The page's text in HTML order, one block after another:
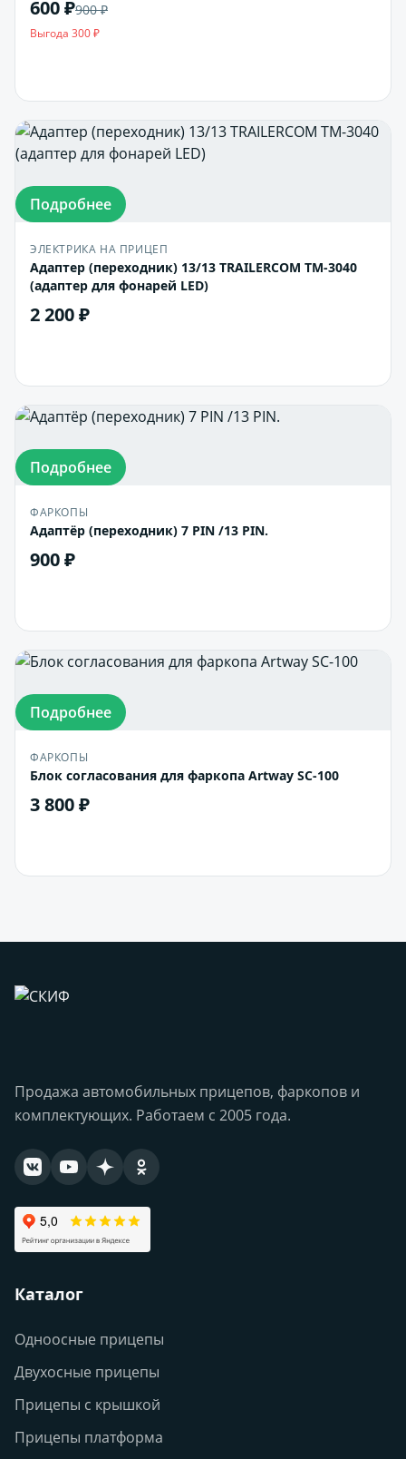
600 ₽900 ₽
Выгода 300 ₽
Подробнее
ЭЛЕКТРИКА НА ПРИЦЕП
Адаптер (переходник) 13/13 TRAILERCOM ТМ-3040
(адаптер для фонарей LED)
2 200 ₽
Подробнее
ФАРКОПЫ
Адаптёр (переходник) 7 PIN /13 PIN.
900 ₽
Подробнее
ФАРКОПЫ
Блок согласования для фаркопа Artway SC-100
3 800 ₽
Продажа автомобильных прицепов, фаркопов и
комплектующих. Работаем с 2005 года.
Каталог
Одноосные прицепы
Двухосные прицепы
Прицепы с крышкой
Прицепы платформа